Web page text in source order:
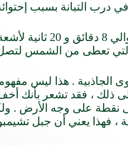
بسبب إحتوائه على71٪ من مساحة
وقد ثبت
من الشمس لتصل إلى الأرض خلال
الجاذبية . هذا ليس
ذلك ، فقد تشعر بأنك
على وجه الأرض .
هو الذي يصل إلى 20،564 قدم فقط فوق